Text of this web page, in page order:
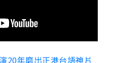
20年磨出正港台語神片